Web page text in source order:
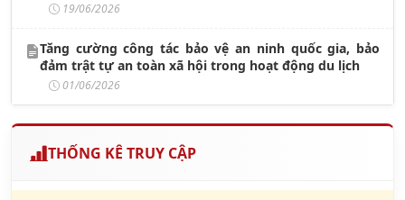
19/06/2026
Tăng cường công tác bảo vệ an ninh quốc gia, bảo
đảm trật tự an toàn xã hội trong hoạt động du lịch
01/06/2026
THỐNG KÊ TRUY CẬP